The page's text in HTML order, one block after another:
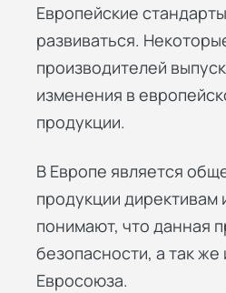
Европейские
развиваться.
производителей
изменения в
продукции.
В Европе является
продукции
понимают, что данная
безопасности, а так
Евросоюза.